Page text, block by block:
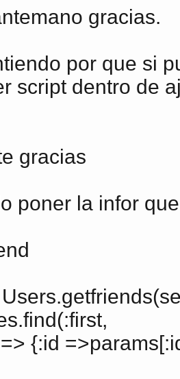
gracias.
por que si
script dentro de
gracias
poner la infor
{:id